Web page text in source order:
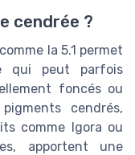
cendrée ?
la 5.1 permet
qui peut parfois
foncés ou
cendrés,
comme Igora ou
apportent une